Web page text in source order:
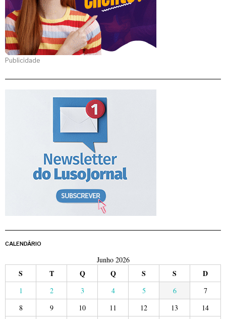
Publicidade
CALENDÁRIO
Junho 2026
S T Q Q S S D
1 2 3 4 5 6
7
8
9 10 11 12 13
14